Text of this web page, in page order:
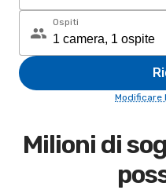
Ospiti
Modificare
Milioni di